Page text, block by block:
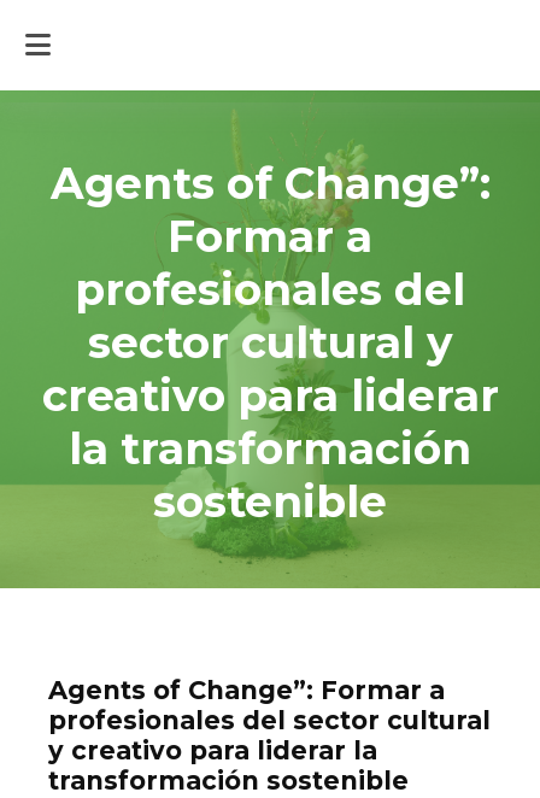
sector cultural y creativo para liderar la transformación sostenible
Agents of Change”:
Formar a
profesionales del
sector cultural y
creativo para liderar
la transformación
sostenible
Agents of Change”: Formar a
profesionales del sector cultural
y creativo para liderar la
transformación sostenible